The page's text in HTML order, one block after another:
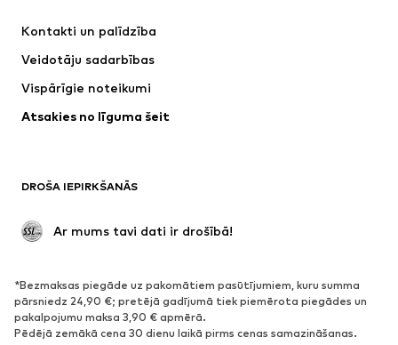
Apakšveļa
Mēteļi
Svinības
Ekskluzīvi
APAVI
Jaunumi
Šobrīd populāri
Kontakti un palīdzība
Veidotāju sadarbības
Vispārīgie noteikumi
Atsakies no līguma šeit
DROŠA IEPIRKŠANĀS
Ar mums tavi dati ir drošībā!
*Bezmaksas piegāde uz pakomātiem pasūtījumiem, kuru summa
pārsniedz 24,90 €; pretējā gadījumā tiek piemērota piegādes un
pakalpojumu maksa 3,90 € apmērā.
Pēdējā zemākā cena 30 dienu laikā pirms cenas samazināšanas.